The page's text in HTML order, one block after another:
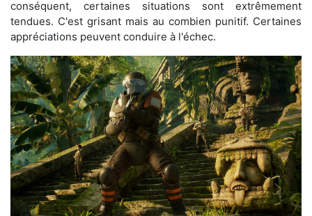
conséquent, certaines situations sont extrêmement
tendues. C'est grisant mais au combien punitif. Certaines
appréciations peuvent conduire à l'échec.